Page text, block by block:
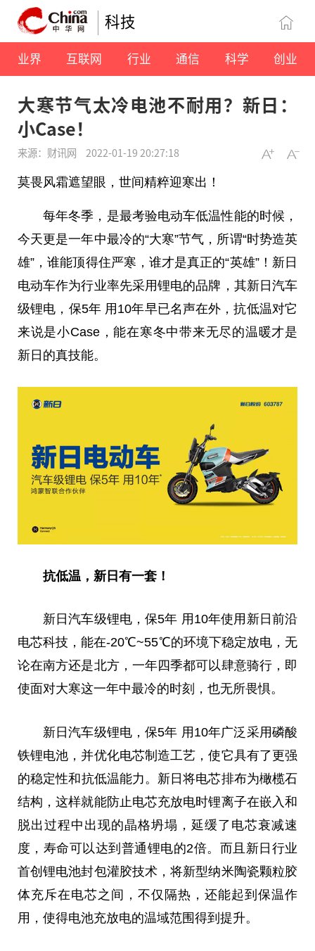
科技
业界 互联网 行业 通信 科学 创业
大寒节气太冷电池不耐用？新日：
小Case！
来源：财讯网 2022-01-19 20:27:18
莫畏风霜遮望眼，世间精粹迎寒出！
每年冬季，是最考验电动车低温性能的时候，
今天更是一年中最冷的“大寒”节气，所谓“时势造英
雄”，谁能顶得住严寒，谁才是真正的“英雄”！新日
电动车作为行业率先采用锂电的品牌，其新日汽车
级锂电，保5年 用10年早已名声在外，抗低温对它
来说是小Case，能在寒冬中带来无尽的温暖才是
新日的真技能。
抗低温，新日有一套！
新日汽车级锂电，保5年 用10年使用新日前沿
电芯科技，能在-20℃~55℃的环境下稳定放电，无
论在南方还是北方，一年四季都可以肆意骑行，即
使面对大寒这一年中最冷的时刻，也无所畏惧。
新日汽车级锂电，保5年 用10年广泛采用磷酸
铁锂电池，并优化电芯制造工艺，使它具有了更强
的稳定性和抗低温能力。新日将电芯排布为橄榄石
结构，这样就能防止电芯充放电时锂离子在嵌入和
脱出过程中出现的晶格坍塌，延缓了电芯衰减速
度，寿命可以达到普通锂电的2倍。而且新日行业
首创锂电池封包灌胶技术，将新型纳米陶瓷颗粒胶
体充斥在电芯之间，不仅隔热，还能起到保温作
用，使得电池充放电的温域范围得到提升。